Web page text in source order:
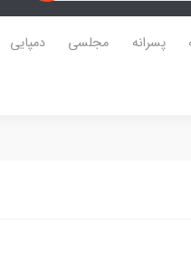
پسرانه مجلسی دمپایی